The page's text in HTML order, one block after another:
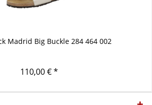
Madrid Big Buckle 284 464 002
110,00 € *